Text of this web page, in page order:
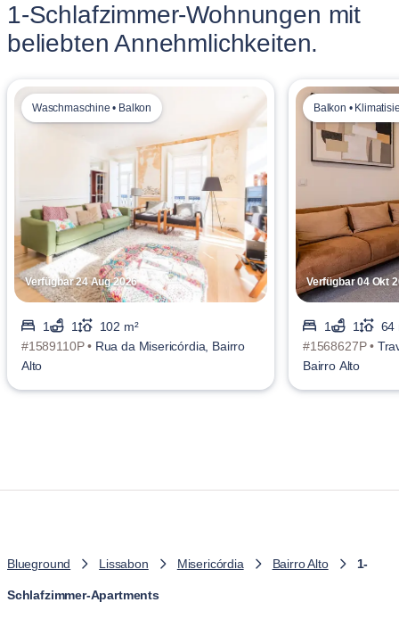
1-Schlafzimmer-Wohnungen mit
beliebten Annehmlichkeiten.
Verfügbar 24 Aug 2026
Waschmaschine • Balkon
1 1
102 m²
#1589110P • Rua da Misericórdia, Bairro
Alto
Verfügbar 04 Okt
Balkon •
1 1
64
#1568627P •
Bairro Alto
Blueground Lissabon Misericórdia Bairro Alto 1-
Schlafzimmer-Apartments